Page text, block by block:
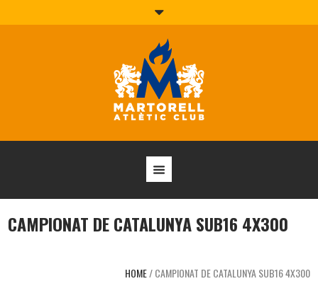
CAMPIONAT DE CATALUNYA SUB16 4X300
HOME/CAMPIONAT DE CATALUNYA SUB16 4X300